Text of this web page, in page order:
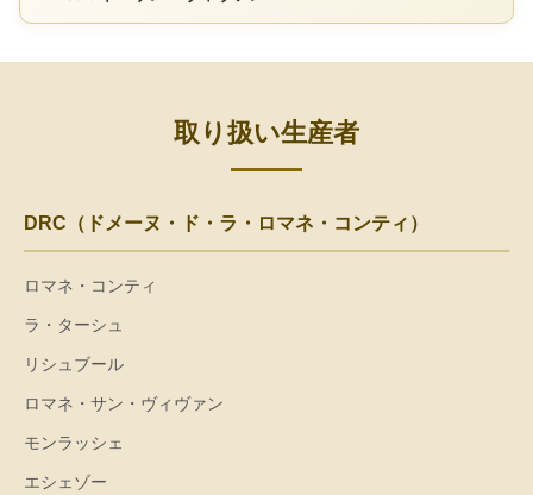
取り扱い生産者
DRC（ドメーヌ・ド・ラ・ロマネ・コンティ）
ロマネ・コンティ
ラ・ターシュ
リシュブール
ロマネ・サン・ヴィヴァン
モンラッシェ
エシェゾー